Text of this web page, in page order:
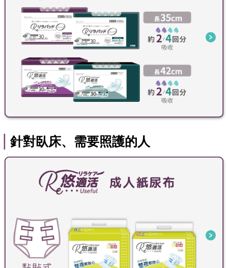
| 針對臥床、 需要照護的人